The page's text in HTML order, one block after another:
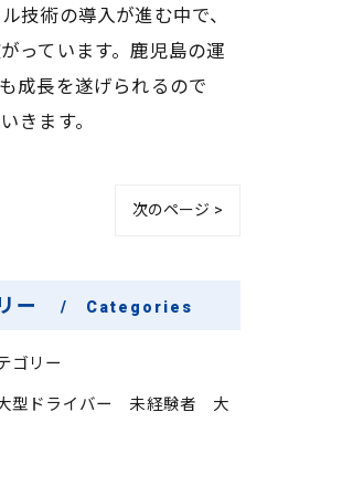
技術の導入が進む中で、
っています。鹿児島の運
成長を遂げられるので
きます。
次のページ >
ー Categories
ゴリー
型ドライバー 未経験者 大